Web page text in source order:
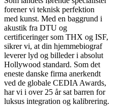
forener vi teknisk perfektion
med kunst. Med en baggrund i
akustik fra DTU og
certificeringer som THX og ISF,
sikrer vi, at din hjemmebiograf
leverer lyd og billeder i absolut
Hollywood standard. Som det
eneste danske firma anerkendt
ved de globale CEDIA Awards,
har vi i over 25 år sat barren for
luksus integration og kalibrering.